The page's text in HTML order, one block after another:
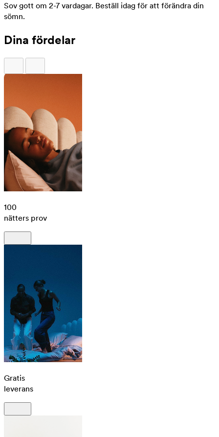
Sov gott om 2-7 vardagar. Beställ idag för att förändra din
sömn.
Dina fördelar
100
nätters prov
Gratis
leverans